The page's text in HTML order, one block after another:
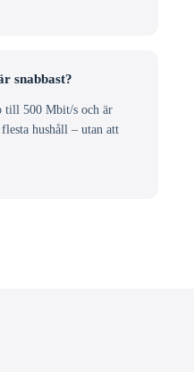
snabbast?
till 500 Mbit/s och är
hushåll – utan att